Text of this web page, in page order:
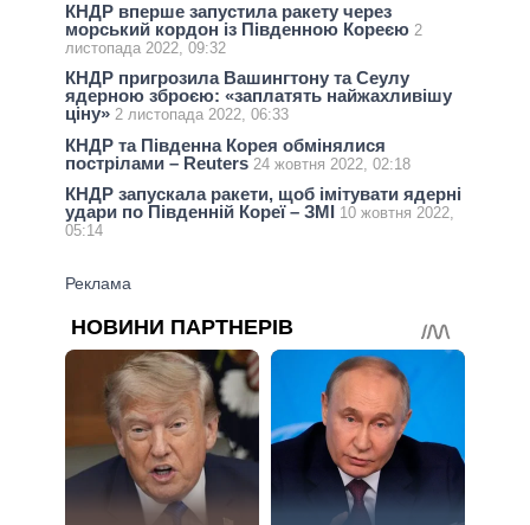
КНДР вперше запустила ракету через
морський кордон із Південною Кореєю 2
листопада 2022, 09:32
КНДР пригрозила Вашингтону та Сеулу
ядерною зброєю: «заплатять найжахливішу
ціну» 2 листопада 2022, 06:33
КНДР та Південна Корея обмінялися
пострілами – Reuters 24 жовтня 2022, 02:18
КНДР запускала ракети, щоб імітувати ядерні
удари по Південній Кореї – ЗМІ 10 жовтня 2022,
05:14